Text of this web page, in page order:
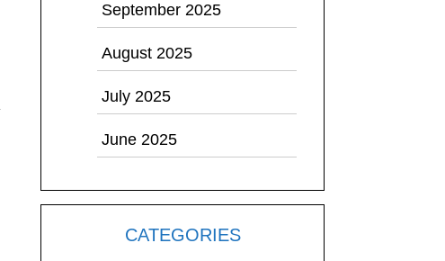
September 2025
August 2025
July 2025
June 2025
CATEGORIES